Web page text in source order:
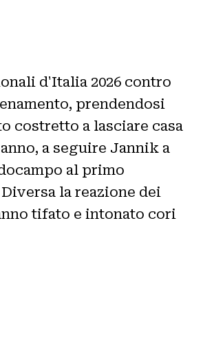
d'Italia 2026 contro
prendendosi
costretto a lasciare casa
a seguire Jannik a
al primo
la reazione dei
tifato e intonato cori